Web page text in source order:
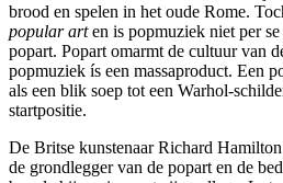
brood en spelen in het oude Rome.
popular arten is popmuziek niet per
popart. Popart omarmt de cultuur van
popmuziek ís een massaproduct. Een
als een blik soep tot een Warhol-
startpositie.
De Britse kunstenaar Richard
de grondlegger van de popart en de